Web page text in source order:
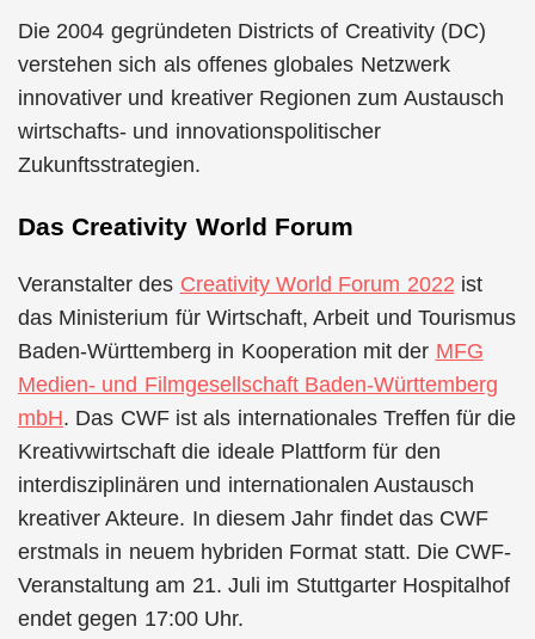
Die 2004 gegründeten Districts of Creativity (DC)
verstehen sich als offenes globales Netzwerk
innovativer und kreativer Regionen zum Austausch
wirtschafts- und innovationspolitischer
Zukunftsstrategien.
Das Creativity World Forum
Veranstalter des Creativity World Forum 2022 ist
das Ministerium für Wirtschaft, Arbeit und Tourismus
Baden-Württemberg in Kooperation mit der MFG
Medien- und Filmgesellschaft Baden-Württemberg
mbH. Das CWF ist als internationales Treffen für die
Kreativwirtschaft die ideale Plattform für den
interdisziplinären und internationalen Austausch
kreativer Akteure. In diesem Jahr findet das CWF
erstmals in neuem hybriden Format statt. Die CWF-
Veranstaltung am 21. Juli im Stuttgarter Hospitalhof
endet gegen 17:00 Uhr.